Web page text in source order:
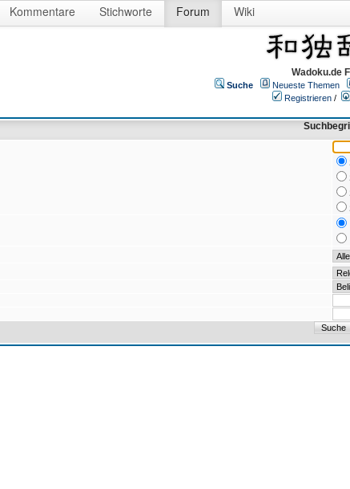
Kommentare Stichworte Forum Wiki
Wadoku.de
Suche Neueste Themen
Registrieren /